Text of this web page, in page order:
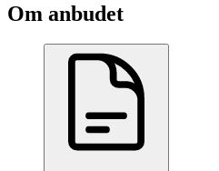
Om anbudet